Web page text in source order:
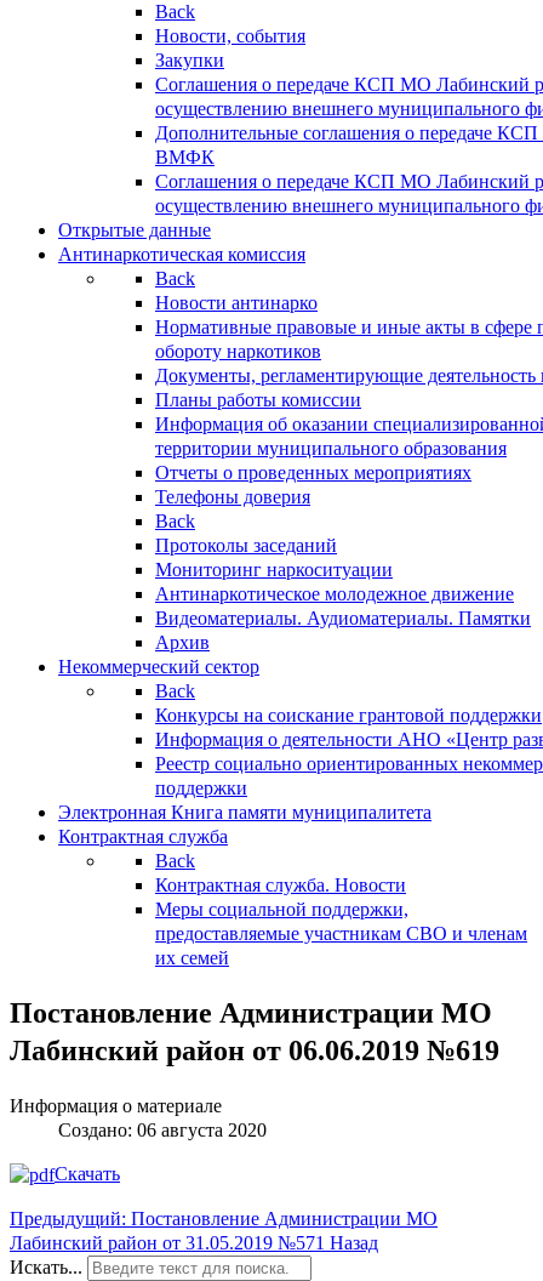
Back
Новости, события
Закупки
Соглашения о передаче КСП МО Лабинский
осуществлению внешнего муниципального
Дополнительные соглашения о передаче
ВМФК
Соглашения о передаче КСП МО Лабинский
осуществлению внешнего муниципального
Открытые данные
Антинаркотическая комиссия
Back
Новости антинарко
Нормативные правовые и иные акты в сфере
обороту наркотиков
Документы, регламентирующие деятельность
Планы работы комиссии
Информация об оказании
территории муниципального образования
Отчеты о проведенных мероприятиях
Телефоны доверия
Back
Протоколы заседаний
Мониторинг наркоситуации
Антинаркотическое молодежное движение
Видеоматериалы. Аудиоматериалы. Памятки
Архив
Некоммерческий сектор
Back
Конкурсы на соискание грантовой поддержки
Информация о деятельности АНО «Центр
Реестр социально ориентированных
поддержки
Электронная Книга памяти муниципалитета
Контрактная служба
Back
Контрактная служба. Новости
Меры социальной поддержки,
предоставляемые участникам СВО и членам
их семей
Постановление Администрации МО
Лабинский район от 06.06.2019 №619
Информация о материале
Создано: 06 августа 2020
Скачать
Предыдущий: Постановление Администрации МО
Лабинский район от 31.05.2019 №571 Назад
Искать...